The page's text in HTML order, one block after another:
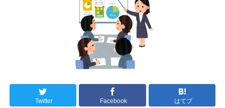
Twitter Facebook はてブ